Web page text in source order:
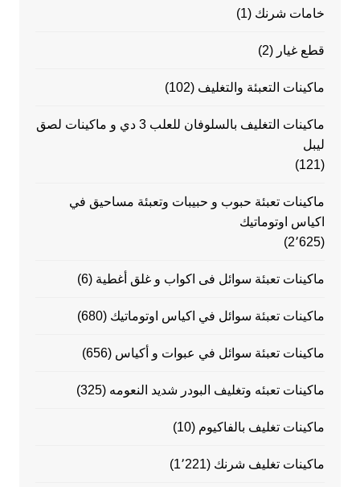
خامات شرنك (1)
قطع غيار (2)
ماكينات التعبئة والتغليف (102)
ماكينات التغليف بالسلوفان للعلب 3 دي و ماكينات لصق
ليبل
(121)
ماكينات تعبئة حبوب و حبيبات وتعبئة مساحيق في
اكياس اوتوماتيك
(2٬625)
ماكينات تعبئة سوائل فى اكواب و غلق أغطية (6)
ماكينات تعبئة سوائل في اكياس اوتوماتيك (680)
ماكينات تعبئة سوائل في عبوات و أكياس (656)
ماكينات تعبئه وتغليف البودر شديد النعومه (325)
ماكينات تغليف بالفاكيوم (10)
ماكينات تغليف شرنك (1٬221)